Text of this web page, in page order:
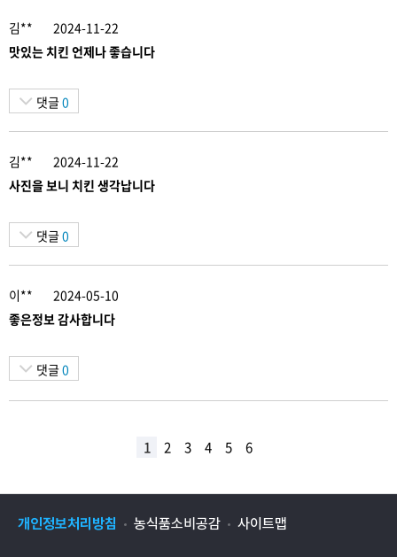
김**
2024-11-22
맛있는 치킨 언제나 좋습니다
댓글 0
김**
2024-11-22
사진을 보니 치킨 생각납니다
댓글 0
이**
2024-05-10
좋은정보 감사합니다
댓글 0
1 2 3 4 5 6
개인정보처리방침 농식품소비공감 사이트맵